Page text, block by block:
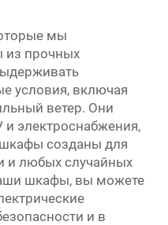
мы
из прочных
условия, включая
ветер. Они
и электроснабжения,
шкафы созданы для
и любых случайных
шкафы, вы можете
и в